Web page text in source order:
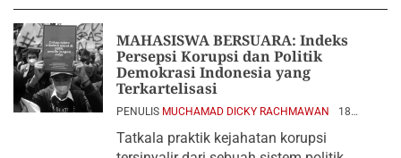
MAHASISWA BERSUARA: Indeks
Persepsi Korupsi dan Politik
Demokrasi Indonesia yang
Terkartelisasi
PENULIS MUCHAMAD DICKY RACHMAWAN
18
Tatkala praktik kejahatan korupsi